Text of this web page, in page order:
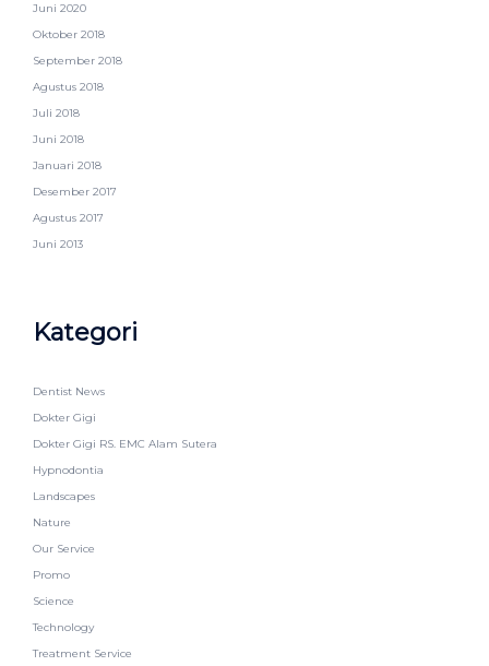
Juni 2020
Oktober 2018
September 2018
Agustus 2018
Juli 2018
Juni 2018
Januari 2018
Desember 2017
Agustus 2017
Juni 2013
Kategori
Dentist News
Dokter Gigi
Dokter Gigi RS. EMC Alam Sutera
Hypnodontia
Landscapes
Nature
Our Service
Promo
Science
Technology
Treatment Service